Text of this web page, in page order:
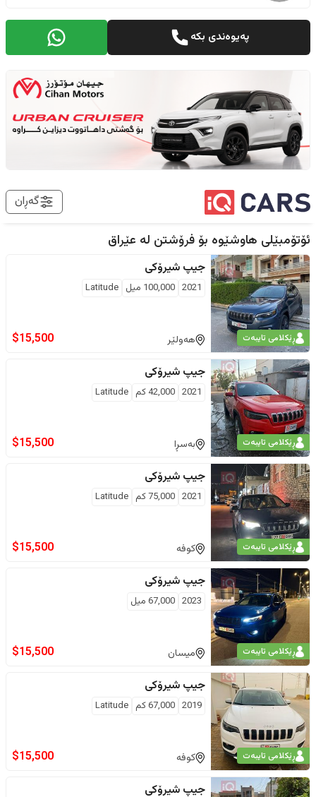
پەیوەندی بکە
گەڕان
ئۆتۆمبێلی هاوشێوە بۆ فرۆشتن لە عێراق
ڕێکلامی تایبەت
جیپ شیرۆکی
2021
100,000 ميل Latitude
هەولێر $15,500
ڕێکلامی تایبەت
جیپ شیرۆکی
2021
42,000كم Latitude
بەسڕا $15,500
ڕێکلامی تایبەت
جیپ شیرۆکی
2021
75,000كم Latitude
کوفە $15,500
ڕێکلامی تایبەت
جیپ شیرۆکی
2023
67,000 ميل
میسان $15,500
ڕێکلامی تایبەت
جیپ شیرۆکی
2019
67,000كم Latitude
کوفە $15,500
جیپ شیرۆکی